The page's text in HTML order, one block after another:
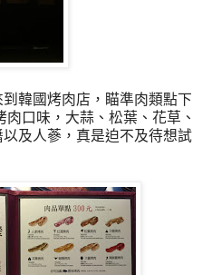
韓國烤肉店，瞄準肉類點下
口味，大蒜、松葉、花草、
及人蔘，真是迫不及待想試